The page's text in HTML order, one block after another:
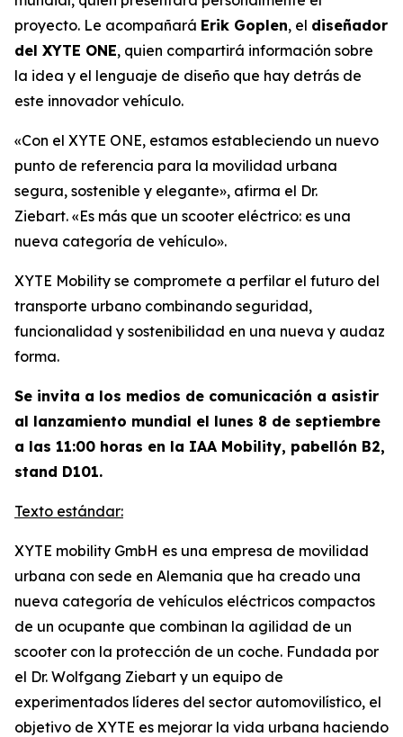
proyecto. Le acompañará Erik Goplen, el diseñador
del XYTE ONE, quien compartirá información sobre
la idea y el lenguaje de diseño que hay detrás de
este innovador vehículo.
«Con el XYTE ONE, estamos estableciendo un nuevo
punto de referencia para la movilidad urbana
segura, sostenible y elegante», afirma el Dr.
Ziebart. «Es más que un scooter eléctrico: es una
nueva categoría de vehículo».
XYTE Mobility se compromete a perfilar el futuro del
transporte urbano combinando seguridad,
funcionalidad y sostenibilidad en una nueva y audaz
forma.
Se invita a los medios de comunicación a asistir
al lanzamiento mundial el lunes 8 de septiembre
a las 11:00 horas en la IAA Mobility, pabellón B2,
stand D101.
Texto estándar:
XYTE mobility GmbH es una empresa de movilidad
urbana con sede en Alemania que ha creado una
nueva categoría de vehículos eléctricos compactos
de un ocupante que combinan la agilidad de un
scooter con la protección de un coche. Fundada por
el Dr. Wolfgang Ziebart y un equipo de
experimentados líderes del sector automovilístico, el
objetivo de XYTE es mejorar la vida urbana haciendo